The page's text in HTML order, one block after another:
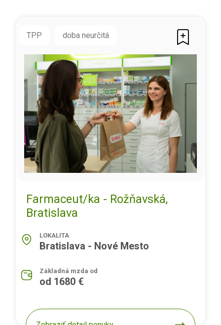
TPP doba neurčitá
Farmaceut/ka - Rožňavská,
Bratislava
LOKALITA
Bratislava - Nové Mesto
Základná mzda od
od 1680 €